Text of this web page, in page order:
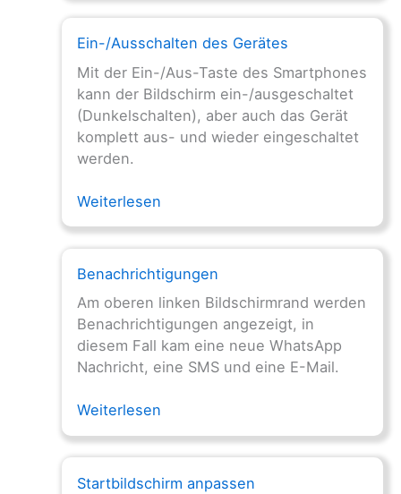
Ein-/Ausschalten des Gerätes
Mit der Ein-/Aus-Taste des Smartphones
kann der Bildschirm ein-/ausgeschaltet
(Dunkelschalten), aber auch das Gerät
komplett aus- und wieder eingeschaltet
werden.
Weiterlesen
Benachrichtigungen
Am oberen linken Bildschirmrand werden
Benachrichtigungen angezeigt, in
diesem Fall kam eine neue WhatsApp
Nachricht, eine SMS und eine E-Mail.
Weiterlesen
Startbildschirm anpassen